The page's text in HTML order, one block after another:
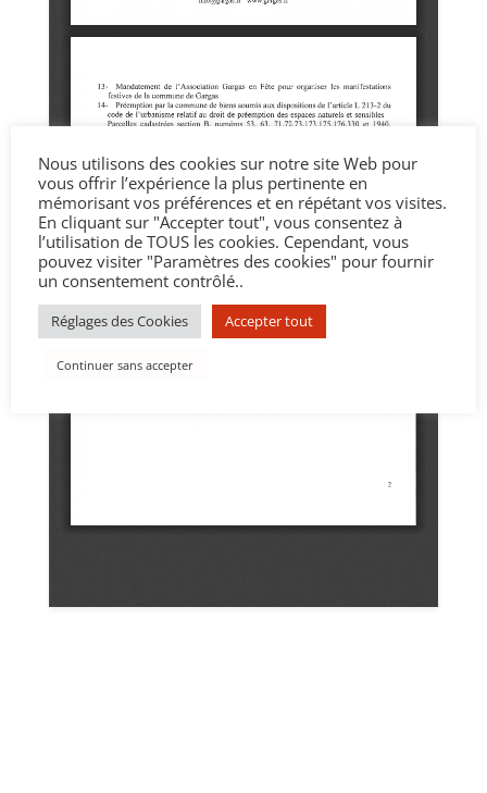
Nous utilisons des cookies sur notre site Web pour
vous offrir l’expérience la plus pertinente en
mémorisant vos préférences et en répétant vos visites.
En cliquant sur "Accepter tout", vous consentez à
l’utilisation de TOUS les cookies. Cependant, vous
pouvez visiter "Paramètres des cookies" pour fournir
un consentement contrôlé..
Réglages des Cookies Accepter tout
Continuer sans accepter